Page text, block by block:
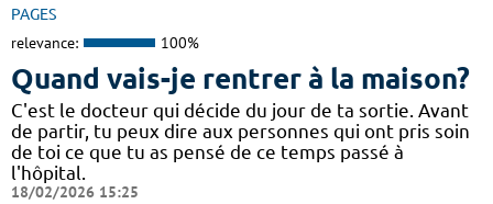
PAGES
relevance: 100%
Quand vais-je rentrer à la maison?
C'est le docteur qui décide du jour de ta sortie. Avant
de partir, tu peux dire aux personnes qui ont pris soin
de toi ce que tu as pensé de ce temps passé à
l'hôpital.
18/02/2026 15:25